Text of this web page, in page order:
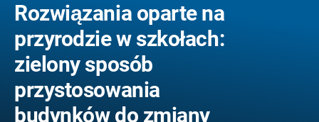
Rozwiązania oparte na
przyrodzie w szkołach:
zielony sposób
przystosowania
budynków do zmiany